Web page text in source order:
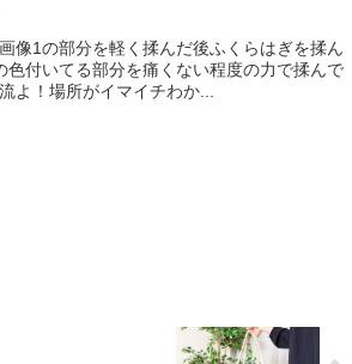
像1の部分を軽く揉んだ後ふくらはぎを揉ん
付いてる部分を痛くない程度の力で揉んで
よ！場所がイマイチわか...